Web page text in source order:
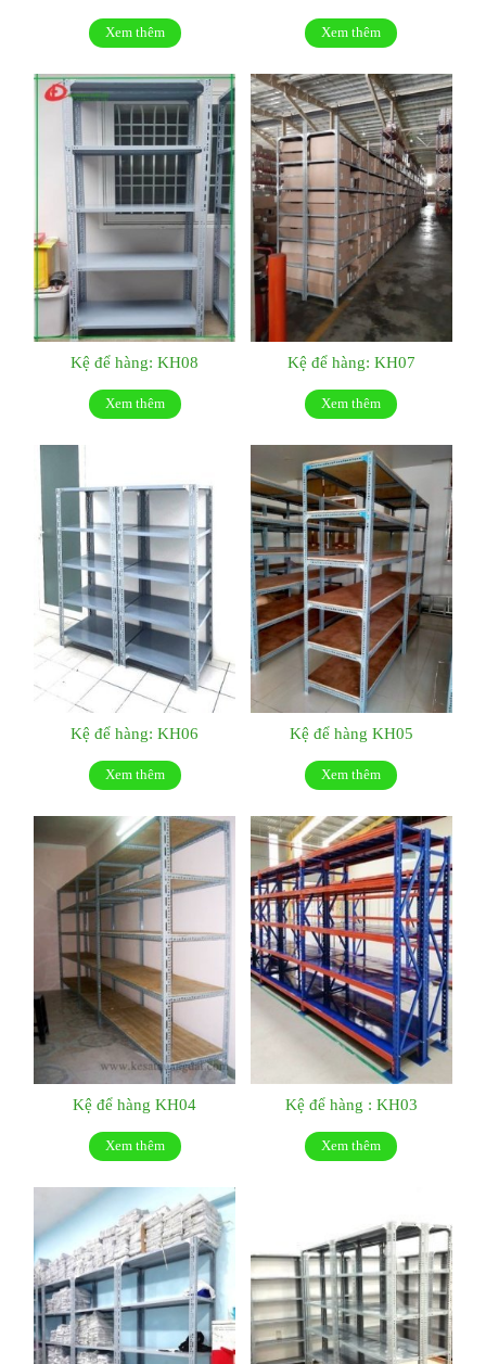
Xem thêm Xem thêm
Kệ để hàng: KH08
Xem thêm
Kệ để hàng: KH07
Xem thêm
Kệ để hàng: KH06
Xem thêm
Kệ để hàng KH05
Xem thêm
Kệ để hàng KH04
Xem thêm
Kệ để hàng : KH03
Xem thêm